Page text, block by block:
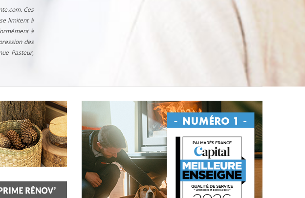
Ces
limitent à
à
des
Pasteur,